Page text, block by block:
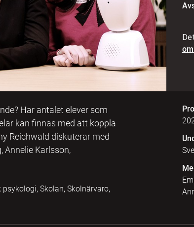
Har antalet elever som
kan finnas med att koppla
Reichwald diskuterar med
Annelie Karlsson,
Skolan, Skolnärvaro,